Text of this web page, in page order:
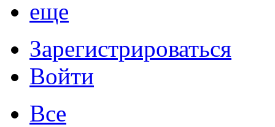
еще
Зарегистрироваться
Войти
Все